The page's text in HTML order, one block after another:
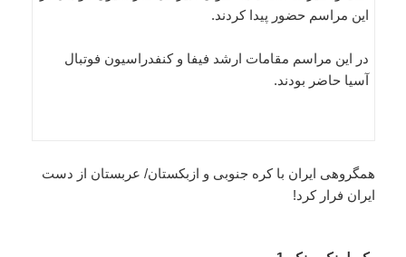
این مراسم حضور پیدا کردند.
در این مراسم مقامات ارشد فیفا و کنفدراسیون فوتبال
آسیا حاضر بودند.
همگروهی ایران با کره جنوبی و ازبکستان/ عربستان از دست
ایران فرار کرد!